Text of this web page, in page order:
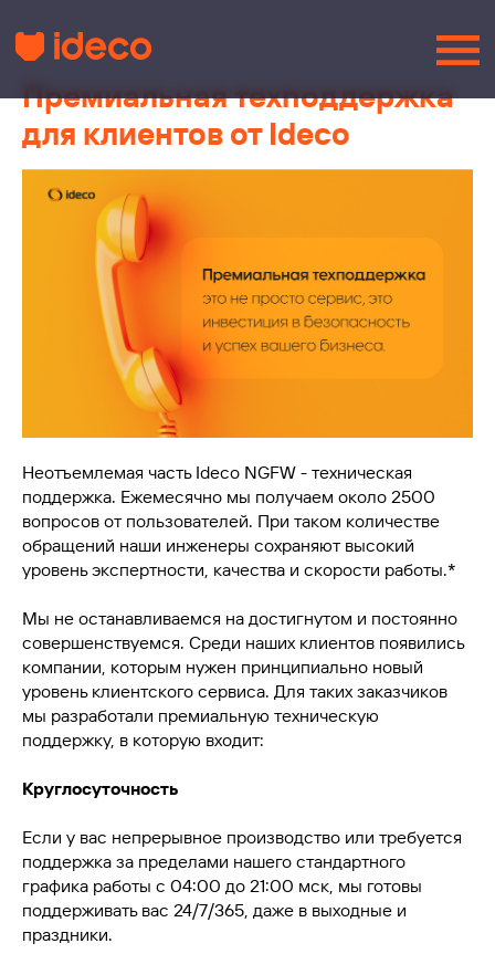
Премиальная техподдержка
для клиентов от Ideco
Неотъемлемая часть Ideco NGFW - техническая
поддержка. Ежемесячно мы получаем около 2500
вопросов от пользователей. При таком количестве
обращений наши инженеры сохраняют высокий
уровень экспертности, качества и скорости работы.*
Мы не останавливаемся на достигнутом и постоянно
совершенствуемся. Среди наших клиентов появились
компании, которым нужен принципиально новый
уровень клиентского сервиса. Для таких заказчиков
мы разработали премиальную техническую
поддержку, в которую входит:
Круглосуточность
Если у вас непрерывное производство или требуется
поддержка за пределами нашего стандартного
графика работы с 04:00 до 21:00 мск, мы готовы
поддерживать вас 24/7/365, даже в выходные и
праздники.